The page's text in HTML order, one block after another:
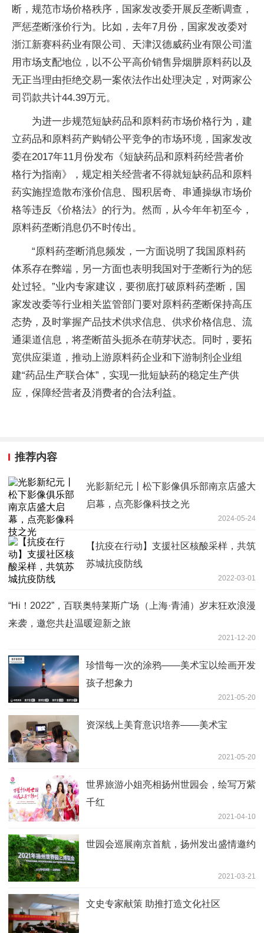
断，规范市场价格秩序，国家发改委开展反垄断调查，
严惩垄断涨价行为。比如，去年7月份，国家发改委对
浙江新赛科药业有限公司、天津汉德威药业有限公司滥
用市场支配地位，以不公平高价销售异烟肼原料药以及
无正当理由拒绝交易一案依法作出处理决定，对两家公
司罚款共计44.39万元。
为进一步规范短缺药品和原料药市场价格行为，建
立药品和原料药产购销公平竞争的市场环境，国家发改
委在2017年11月份发布《短缺药品和原料药经营者价
格行为指南》，规定相关经营者不得就短缺药品和原料
药实施捏造散布涨价信息、囤积居奇、串通操纵市场价
格等违反《价格法》的行为。然而，从今年年初至今，
原料药垄断消息仍不时传出。
“原料药垄断消息频发，一方面说明了我国原料药
体系存在弊端，另一方面也表明我国对于垄断行为的惩
处过轻。”业内专家建议，要彻底打破原料药垄断，国
家发改委等行业相关监管部门要对原料药垄断保持高压
态势，及时掌握产品技术供求信息、供求价格信息、流
通渠道信息，将垄断苗头扼杀在萌芽状态。同时，要拓
宽供应渠道，推动上游原料药企业和下游制剂企业组
建“药品生产联合体”，实现一批短缺药的稳定生产供
应，保障经营者及消费者的合法利益。
推荐内容
光影新纪元丨松下影像俱乐部南京店盛大
启幕，点亮影像科技之光
2024-05-24
【抗疫在行动】支援社区核酸采样，共筑
苏城抗疫防线
2022-03-01
“Hi！2022”，百联奥特莱斯广场（上海·青浦）岁末狂欢浪漫
来袭，邀您共赴温暖迎新之旅
2021-12-20
珍惜每一次的涂鸦——美术宝以绘画开发
孩子想象力
2021-05-20
资深线上美育意识培养——美术宝
2021-05-20
世界旅游小姐亮相扬州世园会，绘写万紫
千红
2021-04-10
世园会巡展南京首航，扬州发出盛情邀约
2021-03-21
文史专家献策 助推打造文化社区